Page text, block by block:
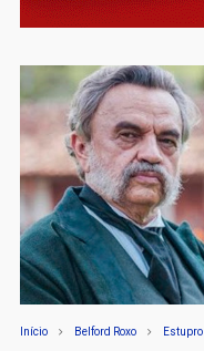
Início Belford Roxo Estupro